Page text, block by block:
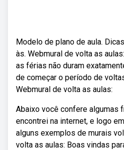
Modelo de plano de aula.
às. Webmural de volta as
as férias não duram
de começar o período de
Webmural de volta as aulas:
Abaixo você confere algumas
encontrei na internet, e logo
alguns exemplos de murais
volta as aulas: Boas vindas